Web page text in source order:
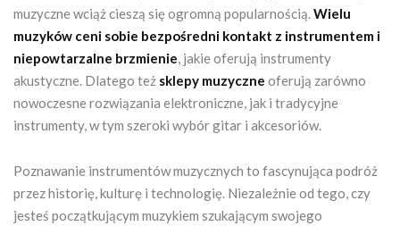
muzyczne wciąż cieszą się ogromną popularnością. Wielu
muzyków ceni sobie bezpośredni kontakt z instrumentem i
niepowtarzalne brzmienie , jakie oferują instrumenty
akustyczne. Dlatego też sklepy muzyczne oferują zarówno
nowoczesne rozwiązania elektroniczne, jak i tradycyjne
instrumenty, w tym szeroki wybór gitar i akcesoriów.
Poznawanie instrumentów muzycznych to fascynująca podróż
przez historię, kulturę i technologię. Niezależnie od tego, czy
jesteś początkującym muzykiem szukającym swojego